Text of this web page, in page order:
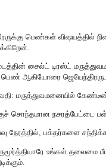
பெண்கள் விஷயத்தில்
மடத்தின் சைல்ட் டிரஸ்ட்
பெண் ஆகியோரை
மருத்துவமனையில் கேண்டீன்
சொந்தமான நசரத்பேட்டை
நேரத்தில், பக்தர்களை
உங்கள்